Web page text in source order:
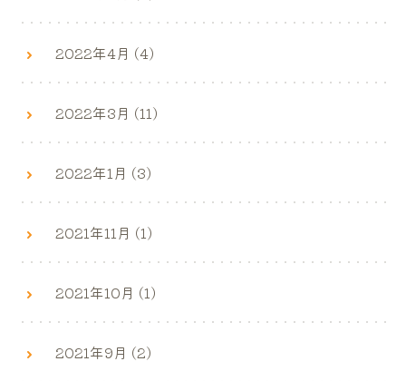
2022年4月 (4)
2022年3月 (11)
2022年1月 (3)
2021年11月 (1)
2021年10月 (1)
2021年9月 (2)